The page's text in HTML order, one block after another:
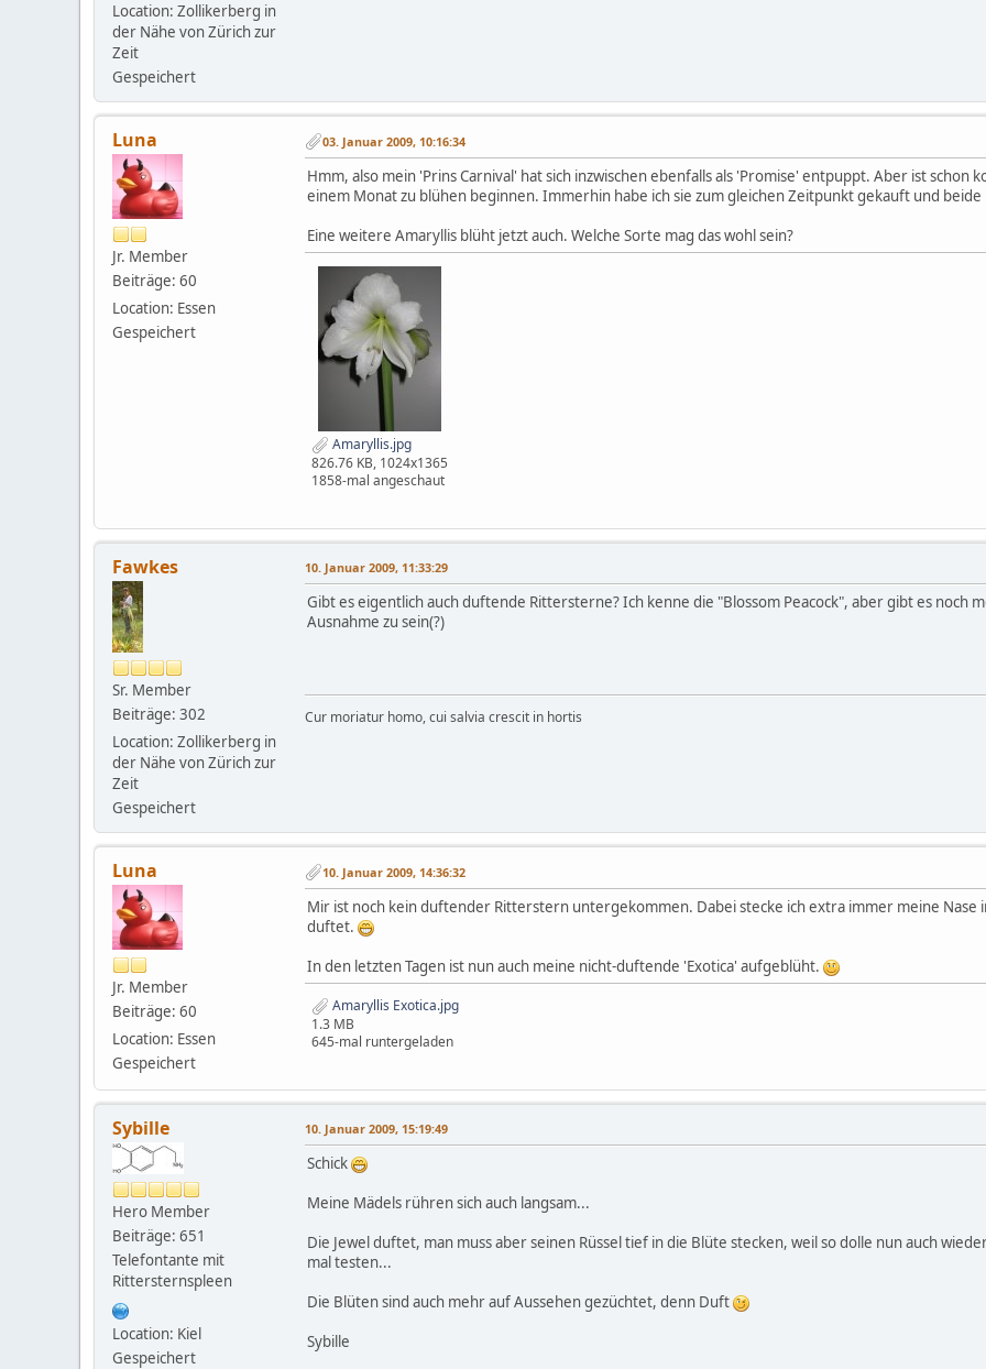
Location: Zollikerberg in
der Nähe von Zürich zur
Zeit
Gespeichert
Luna
Jr. Member
Beiträge: 60
Location: Essen
Gespeichert
03. Januar 2009, 10:16:34
Hmm, also mein 'Prins Carnival' hat sich inzwischen ebenfalls als 'Promise' entpuppt. Aber ist schon
einem Monat zu blühen beginnen. Immerhin habe ich sie zum gleichen Zeitpunkt gekauft und
Eine weitere Amaryllis blüht jetzt auch. Welche Sorte mag das wohl sein?
Amaryllis.jpg
826.76 KB, 1024x1365
1858-mal angeschaut
Fawkes
Sr. Member
Beiträge: 302
Location: Zollikerberg in
der Nähe von Zürich zur
Zeit
Gespeichert
10. Januar 2009, 11:33:29
Gibt es eigentlich auch duftende Rittersterne? Ich kenne die "Blossom Peacock", aber gibt es noch
Ausnahme zu sein(?)
Cur moriatur homo, cui salvia crescit in hortis
Luna
Jr. Member
Beiträge: 60
Location: Essen
Gespeichert
10. Januar 2009, 14:36:32
Mir ist noch kein duftender Ritterstern untergekommen. Dabei stecke ich extra immer meine Nase
duftet.
In den letzten Tagen ist nun auch meine nicht-duftende 'Exotica' aufgeblüht.
Amaryllis Exotica.jpg
1.3 MB
645-mal runtergeladen
Sybille
Hero Member
Beiträge: 651
Telefontante mit
Rittersternspleen
Location: Kiel
Gespeichert
10. Januar 2009, 15:19:49
Schick
Meine Mädels rühren sich auch langsam...
Die Jewel duftet, man muss aber seinen Rüssel tief in die Blüte stecken, weil so dolle nun auch
mal testen...
Die Blüten sind auch mehr auf Aussehen gezüchtet, denn Duft
Sybille